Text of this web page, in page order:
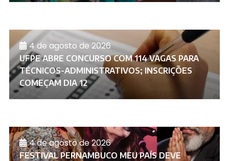
4 de agosto de 2026
UFPE ABRE CONCURSO COM 114 VAGAS PARA
TÉCNICOS-ADMINISTRATIVOS; INSCRIÇÕES
COMEÇAM DIA 12
4 de agosto de 2026
FESTIVAL PERNAMBUCO MEU PAÍS DEVE